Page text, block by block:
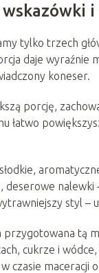
tylko trzech
daje wyraźnie
koneser.
porcję,
łatwo
deserowe
styl –
przygotowana tą
cukrze i
czasie maceracji